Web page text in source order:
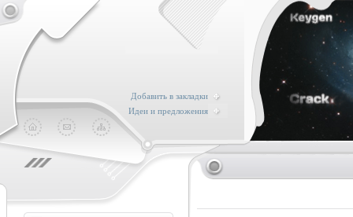
Добавить в закладки
Идеи и предложения